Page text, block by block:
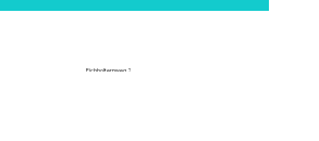
Eichholternweg 2